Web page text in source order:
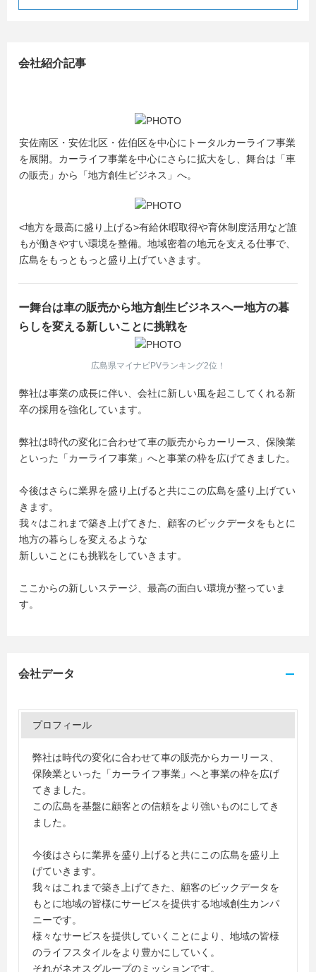
会社紹介記事
安佐南区・安佐北区・佐伯区を中心にトータルカーライフ事業
を展開。カーライフ事業を中心にさらに拡大をし、舞台は「車
の販売」から「地方創生ビジネス」へ。
<地方を最高に盛り上げる>有給休暇取得や育休制度活用など誰
もが働きやすい環境を整備。地域密着の地元を支える仕事で、
広島をもっともっと盛り上げていきます。
ー舞台は車の販売から地方創生ビジネスへー地方の暮
らしを変える新しいことに挑戦を
広島県マイナビPVランキング2位！
弊社は事業の成長に伴い、会社に新しい風を起こしてくれる新
卒の採用を強化しています。
弊社は時代の変化に合わせて車の販売からカーリース、保険業
といった「カーライフ事業」へと事業の枠を広げてきました。
今後はさらに業界を盛り上げると共にこの広島を盛り上げてい
きます。
我々はこれまで築き上げてきた、顧客のビックデータをもとに
地方の暮らしを変えるような
新しいことにも挑戦をしていきます。
ここからの新しいステージ、最高の面白い環境が整っていま
す。
会社データ
プロフィール
弊社は時代の変化に合わせて車の販売からカーリース、
保険業といった「カーライフ事業」へと事業の枠を広げ
てきました。
この広島を基盤に顧客との信頼をより強いものにしてき
ました。
今後はさらに業界を盛り上げると共にこの広島を盛り上
げていきます。
我々はこれまで築き上げてきた、顧客のビックデータを
もとに地域の皆様にサービスを提供する地域創生カンパ
ニーです。
様々なサービスを提供していくことにより、地域の皆様
のライフスタイルをより豊かにしていく。
それがネオスグループのミッションです。